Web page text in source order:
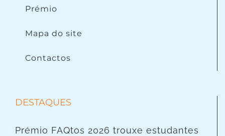
Prémio
Mapa do site
Contactos
DESTAQUES
Prémio FAQtos 2026 trouxe estudantes